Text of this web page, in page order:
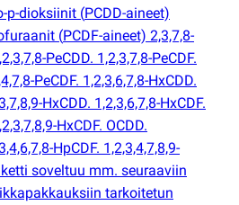
p-dioksiinit (PCDD-aineet)
(PCDF-aineet) 2,3,7,8-
PeCDD. 1,2,3,7,8-PeCDF.
PeCDF. 1,2,3,6,7,8-HxCDD.
HxCDD. 1,2,3,6,7,8-HxCDF.
HxCDF. OCDD.
HpCDF. 1,2,3,4,7,8,9-
soveltuu mm. seuraaviin
tarkoitetun